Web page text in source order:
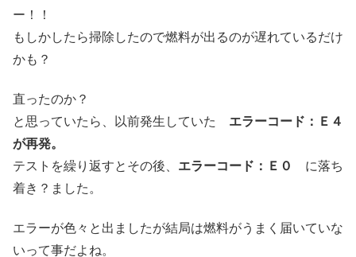
ー！！
もしかしたら掃除したので燃料が出るのが遅れているだけ
かも？
直ったのか？
と思っていたら、以前発生していた エラーコード：Ｅ４
が再発。
テストを繰り返すとその後、 エラーコード：Ｅ０
に落ち
着き？ました。
エラーが色々と出ましたが結局は燃料がうまく届いていな
いって事だよね。